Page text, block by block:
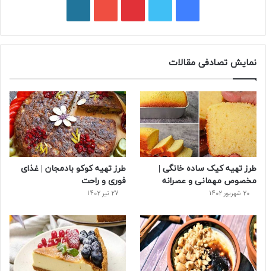
ی
س
ب
و
ک
و
ی
ت
ر
ی
ت
ر
ی
س
ت
و
ی
و
ب
ر
پ
ر
س
نمایش تصادفی مقالات
طرز تهیه کیک ساده خانگی |
مخصوص مهمانی و عصرانه
20 شهریور 1402
طرز تهیه کوکو بادمجان | غذای
فوری و راحت
27 تیر 1402